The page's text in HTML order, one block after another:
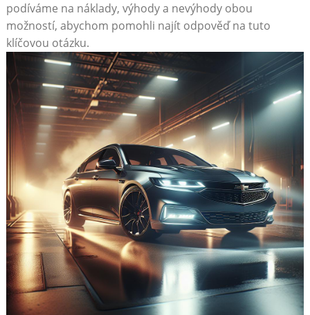
podíváme na náklady, výhody a nevýhody obou
‍možností, abychom pomohli najít odpověď na ​tuto⁢
klíčovou otázku.